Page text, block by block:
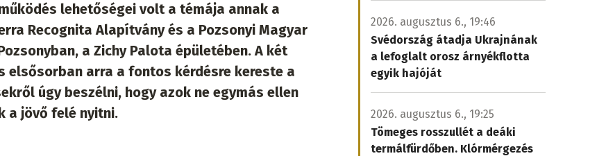
lehetőségei volt a témája annak a
Recognita Alapítvány és a Pozsonyi Magyar
a Zichy Palota épületében. A két
arra a fontos kérdésre kereste a
úgy beszélni, hogy azok ne egymás ellen
a jövő felé nyitni.
2026. augusztus 6., 19:46
Svédország átadja Ukrajnának
a lefoglalt orosz árnyékflotta
egyik hajóját
2026. augusztus 6., 19:25
Tömeges rosszullét a deáki
termálfürdőben. Klórmérgezés